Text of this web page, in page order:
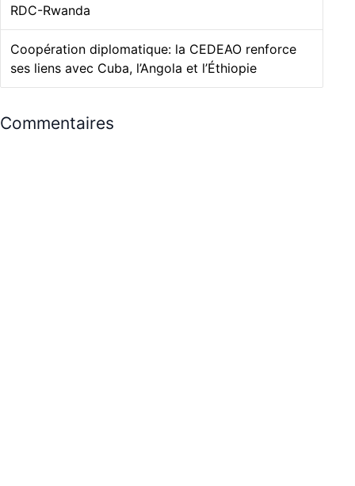
RDC-Rwanda
Coopération diplomatique: la CEDEAO renforce
ses liens avec Cuba, l’Angola et l’Éthiopie
Commentaires